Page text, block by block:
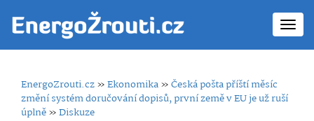
EnergoZrouti.cz»Ekonomika»Česká pošta příští měsíc
změní systém doručování dopisů, první země v EU je už ruší
úplně»Diskuze